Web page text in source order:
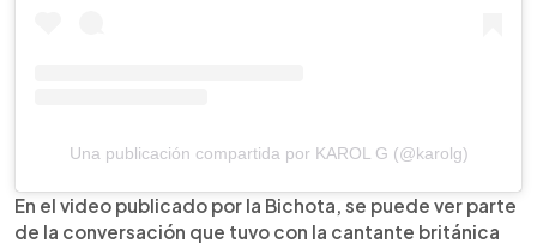
Una publicación compartida por KAROL G (@karolg)
En el video publicado por la Bichota, se puede ver parte
de la conversación que tuvo con la cantante británica